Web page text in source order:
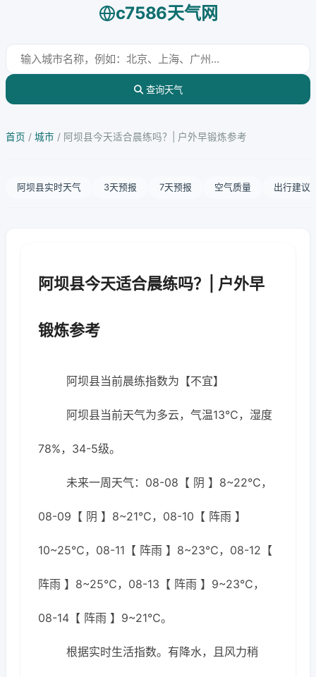
c7586天气网
查询天气
首页 / 城市 / 阿坝县今天适合晨练吗？| 户外早锻炼参考
阿坝县实时天气 3天预报 7天预报 空气质量 出行建议
阿坝县今天适合晨练吗？| 户外早
锻炼参考
阿坝县当前晨练指数为【不宜】
阿坝县当前天气为多云，气温13℃，湿度
78%，34-5级。
未来一周天气：08-08【 阴 】8~22℃，
08-09【 阴 】8~21℃，08-10【 阵雨 】
10~25℃，08-11【 阵雨 】8~23℃，08-12【
阵雨 】8~25℃，08-13【 阵雨 】9~23℃，
08-14【 阵雨 】9~21℃。
根据实时生活指数。有降水，且风力稍